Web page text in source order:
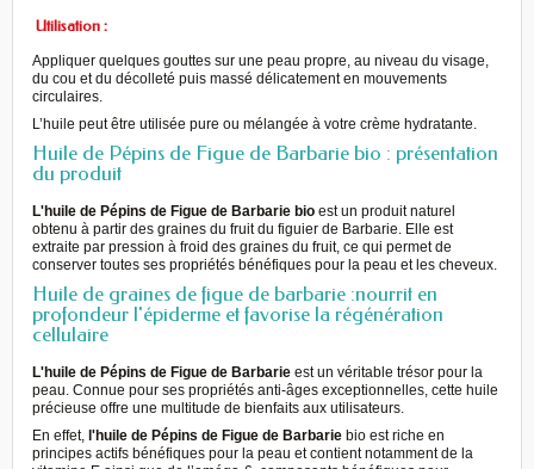
Utilisation :
Appliquer quelques gouttes sur une peau propre, au niveau du visage,
du cou et du décolleté puis massé délicatement en mouvements
circulaires.
L’huile peut être utilisée pure ou mélangée à votre crème hydratante.
Huile de Pépins de Figue de Barbarie bio : présentation
du produit
L'huile de Pépins de Figue de Barbarie bio est un produit naturel
obtenu à partir des graines du fruit du figuier de Barbarie. Elle est
extraite par pression à froid des graines du fruit, ce qui permet de
conserver toutes ses propriétés bénéfiques pour la peau et les cheveux.
Huile de graines de figue de barbarie :nourrit en
profondeur l'épiderme et favorise la régénération
cellulaire
L'huile de Pépins de Figue de Barbarie est un véritable trésor pour la
peau. Connue pour ses propriétés anti-âges exceptionnelles, cette huile
précieuse offre une multitude de bienfaits aux utilisateurs.
En effet, l'huile de Pépins de Figue de Barbarie bio est riche en
principes actifs bénéfiques pour la peau et contient notamment de la